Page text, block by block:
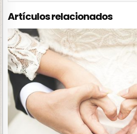
Artículos relacionados